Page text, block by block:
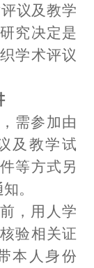
议及教学
究决定是
学术评议
需参加由
及教学试
等方式另
。
，用人学
验相关证
本人身份